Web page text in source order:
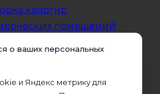
квартир
помещений
Химчистка
о ваших персональных
и Яндекс метрику для